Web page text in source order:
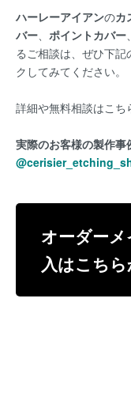
ハーレーアイアンのカ
バー
ポイントカバー
るご相談は、ぜひ下
クしてみてください。
詳細や無料相談はこち
実際のお客様の製作事
オーダー
入はこちら